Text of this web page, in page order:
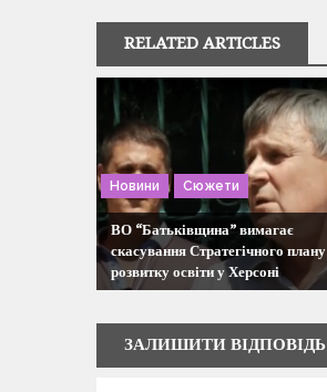
г
а
ц
і
я
з
а
RELATED ARTICLES
Новини Сюжети
ВО “Батьківщина” вимагає
скасування Стратегічного плану
розвитку освіти у Херсоні
ЗАЛИШИТИ ВІДПОВІДЬ